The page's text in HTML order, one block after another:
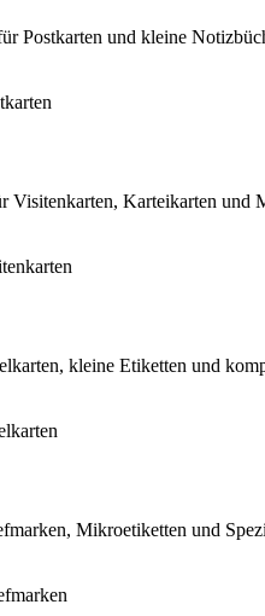
Postkarten und kleine
Visitenkarten, Karteikarten und
kleine Etiketten und
Mikroetiketten und